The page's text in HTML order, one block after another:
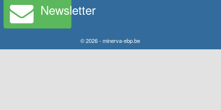
Newsletter
© 2026 - minerva-ebp.be